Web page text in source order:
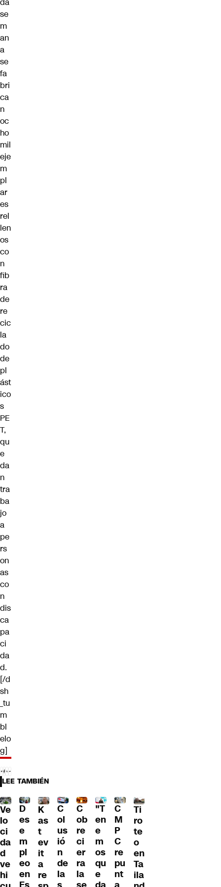
se
m
an
a
se
fa
bri
ca
n
oc
ho
mil
eje
m
pl
ar
es
rel
len
os
co
n
fib
ra
de
re
cic
la
do
de
pl
ást
ico
s
PE
T,
qu
e
da
n
tra
ba
jo
a
pe
rs
on
as
co
n
dis
ca
pa
ci
da
d.
[/d
sh
_tu
m
bl
elo
g]
LEE TAMBIÉN
Ve
lo
ci
da
d
ve
hi
D
es
e
m
pl
eo
en
K
as
t
ev
it
a
re
C
ol
us
ió
n
de
la
C
ob
re
ci
er
ra
la
"T
en
e
m
os
qu
e
C
M
P
C
re
pu
nt
Ti
ro
te
o
en
Ta
ila